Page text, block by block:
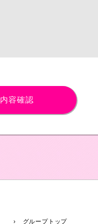
› グループトップ